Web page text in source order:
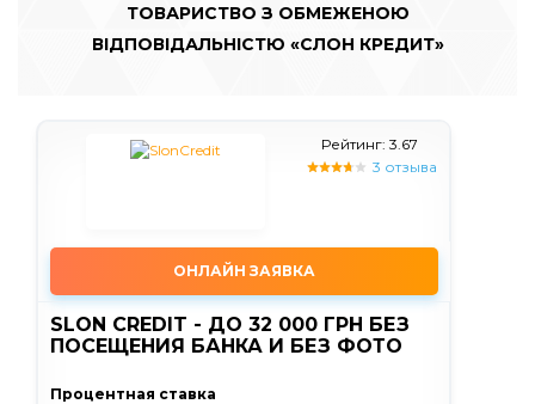
ТОВАРИСТВО З ОБМЕЖЕНОЮ
ВІДПОВІДАЛЬНІСТЮ «СЛОН КРЕДИТ»
Рейтинг: 3.67
3 отзыва
ОНЛАЙН ЗАЯВКА
SLON CREDIT - ДО 32 000 ГРН БЕЗ
ПОСЕЩЕНИЯ БАНКА И БЕЗ ФОТО
Процентная ставка